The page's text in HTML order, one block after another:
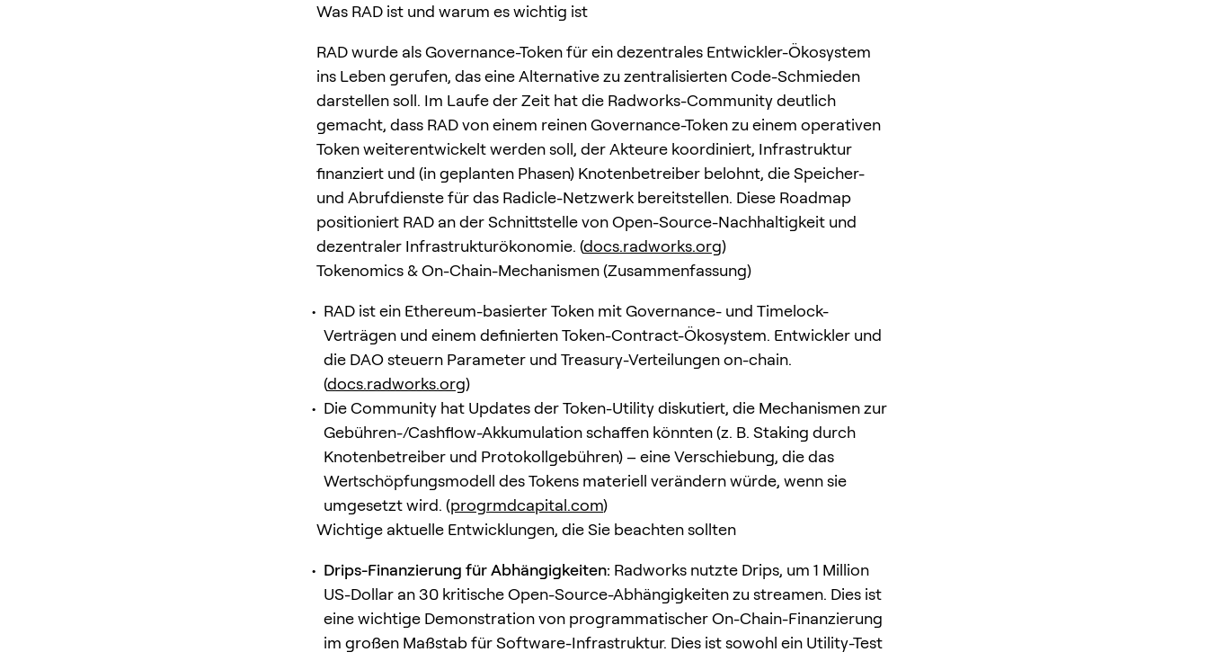
Was RAD ist und warum es wichtig ist
RAD wurde als Governance-Token für ein dezentrales Entwickler-Ökosystem
ins Leben gerufen, das eine Alternative zu zentralisierten Code-Schmieden
darstellen soll. Im Laufe der Zeit hat die Radworks-Community deutlich
gemacht, dass RAD von einem reinen Governance-Token zu einem operativen
Token weiterentwickelt werden soll, der Akteure koordiniert, Infrastruktur
finanziert und (in geplanten Phasen) Knotenbetreiber belohnt, die Speicher-
und Abrufdienste für das Radicle-Netzwerk bereitstellen. Diese Roadmap
positioniert RAD an der Schnittstelle von Open-Source-Nachhaltigkeit und
dezentraler Infrastrukturökonomie. (docs.radworks.org)
Tokenomics & On-Chain-Mechanismen (Zusammenfassung)
RAD ist ein Ethereum-basierter Token mit Governance- und Timelock-
Verträgen und einem definierten Token-Contract-Ökosystem. Entwickler und
die DAO steuern Parameter und Treasury-Verteilungen on-chain.
(docs.radworks.org)
Die Community hat Updates der Token-Utility diskutiert, die Mechanismen zur
Gebühren-/Cashflow-Akkumulation schaffen könnten (z. B. Staking durch
Knotenbetreiber und Protokollgebühren) – eine Verschiebung, die das
Wertschöpfungsmodell des Tokens materiell verändern würde, wenn sie
umgesetzt wird. (progrmdcapital.com)
Wichtige aktuelle Entwicklungen, die Sie beachten sollten
Drips-Finanzierung für Abhängigkeiten: Radworks nutzte Drips, um 1 Million
US-Dollar an 30 kritische Open-Source-Abhängigkeiten zu streamen. Dies ist
eine wichtige Demonstration von programmatischer On-Chain-Finanzierung
im großen Maßstab für Software-Infrastruktur. Dies ist sowohl ein Utility-Test